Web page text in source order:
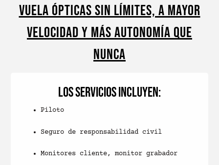
Vuela ópticas sin límites, a mayor
velocidad y más autonomía que
nunca
Los servicios incluyen:
Piloto
Seguro de responsabilidad civil
Monitores cliente, monitor grabador